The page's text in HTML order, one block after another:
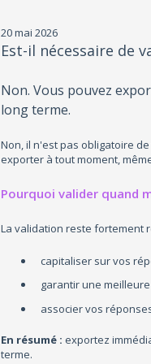
20 mai 2026
Est-il nécessaire de
Non. Vous pouvez
long terme.
Non, il n'est pas obligatoire
exporter à tout moment,
Pourquoi valider quand
La validation reste fortement
capitaliser sur vos
garantir une
associer vos
En résumé : exportez
terme.